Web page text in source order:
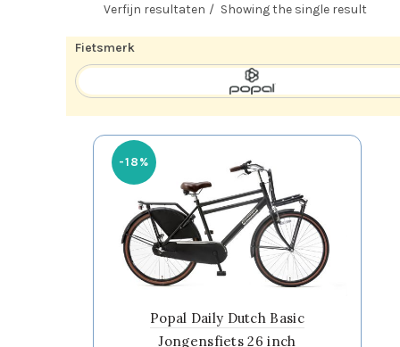
Verfijn resultaten Showing the single result
Fietsmerk
-18%
Popal Daily Dutch Basic
Jongensfiets 26 inch